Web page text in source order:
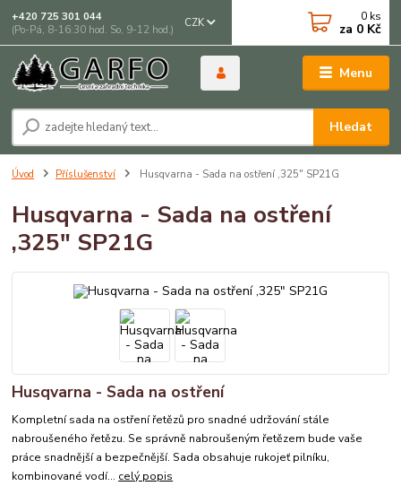
Menu
CZK
Hledat
+420 725 301 044
(Po-Pá, 8-16:30 hod. So, 9-12 hod.)
0 ks
za 0 Kč
Úvod Příslušenství Husqvarna - Sada na ostření ,325" SP21G
Husqvarna - Sada na ostření
,325" SP21G
Husqvarna - Sada na ostření
Kompletní sada na ostření řetězů pro snadné udržování stále
nabroušeného řetězu. Se správně nabroušeným řetězem bude vaše
práce snadnější a bezpečnější. Sada obsahuje rukojeť pilníku,
kombinované vodí... celý popis